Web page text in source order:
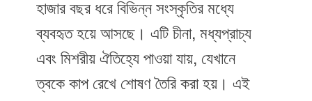
হাজার বছর ধরে বিভিন্ন সংস্কৃতির মধ্যে
ব্যবহৃত হয়ে আসছে। এটি চীনা, মধ্যপ্রাচ্য
এবং মিশরীয় ঐতিহ্যে পাওয়া যায়, যেখানে
ত্বকে কাপ রেখে শোষণ তৈরি করা হয়। এই